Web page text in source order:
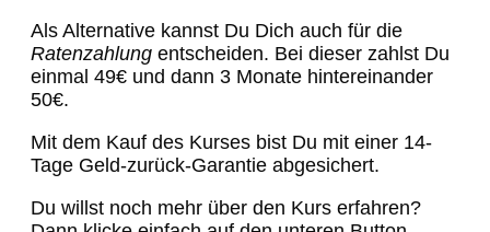
Als Alternative kannst Du Dich auch für die
Ratenzahlung entscheiden. Bei dieser zahlst Du
einmal 49€ und dann 3 Monate hintereinander
50€.
Mit dem Kauf des Kurses bist Du mit einer 14-
Tage Geld-zurück-Garantie abgesichert.
Du willst noch mehr über den Kurs erfahren?